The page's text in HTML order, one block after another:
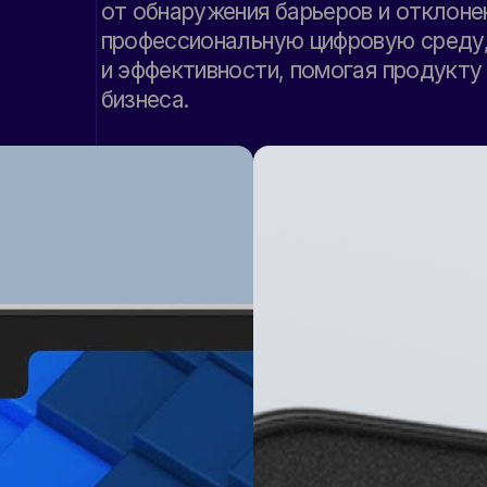
от обнаружения барьеров и
профессиональную цифровую
и эффективности, помогая
бизнеса.